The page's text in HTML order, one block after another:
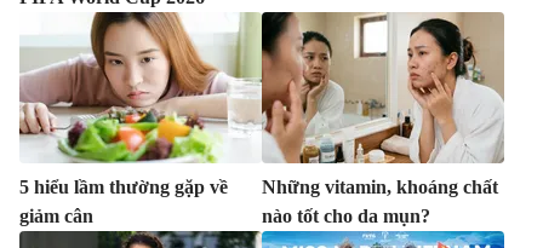
5 hiểu lầm thường gặp về
giảm cân
Những vitamin, khoáng chất
nào tốt cho da mụn?